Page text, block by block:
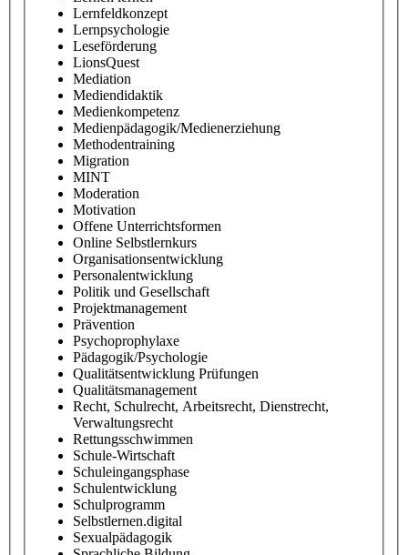
Lernfeldkonzept
Lernpsychologie
Leseförderung
LionsQuest
Mediation
Mediendidaktik
Medienkompetenz
Medienpädagogik/Medienerziehung
Methodentraining
Migration
MINT
Moderation
Motivation
Offene Unterrichtsformen
Online Selbstlernkurs
Organisationsentwicklung
Personalentwicklung
Politik und Gesellschaft
Projektmanagement
Prävention
Psychoprophylaxe
Pädagogik/Psychologie
Qualitätsentwicklung Prüfungen
Qualitätsmanagement
Recht, Schulrecht, Arbeitsrecht, Dienstrecht,
Verwaltungsrecht
Rettungsschwimmen
Schule-Wirtschaft
Schuleingangsphase
Schulentwicklung
Schulprogramm
Selbstlernen.digital
Sexualpädagogik